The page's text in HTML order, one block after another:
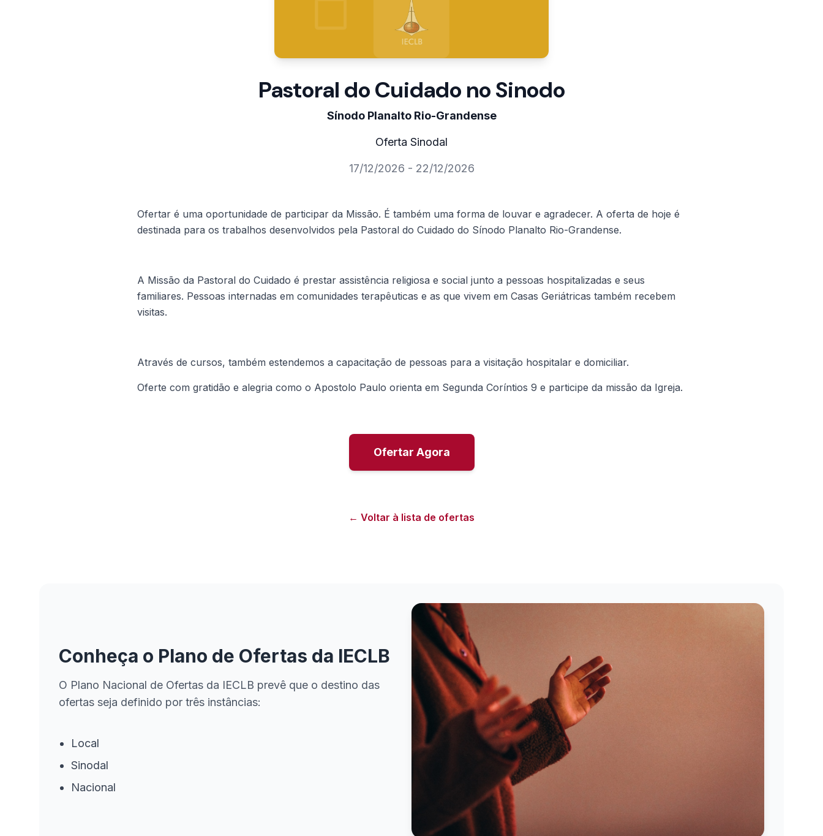
Pastoral do Cuidado no Sinodo
Sínodo Planalto Rio-Grandense
Oferta Sinodal
17/12/2026 - 22/12/2026
Ofertar é uma oportunidade de participar da Missão. É também uma forma de louvar e agradecer. A oferta de hoje é
destinada para os trabalhos desenvolvidos pela Pastoral do Cuidado do Sínodo Planalto Rio-Grandense.
A Missão da Pastoral do Cuidado é prestar assistência religiosa e social junto a pessoas hospitalizadas e seus
familiares. Pessoas internadas em comunidades terapêuticas e as que vivem em Casas Geriátricas também recebem
visitas.
Através de cursos, também estendemos a capacitação de pessoas para a visitação hospitalar e domiciliar.
Oferte com gratidão e alegria como o Apostolo Paulo orienta em Segunda Coríntios 9 e participe da missão da Igreja.
Ofertar Agora
← Voltar à lista de ofertas
Conheça o Plano de Ofertas da IECLB
O Plano Nacional de Ofertas da IECLB prevê que o destino das
ofertas seja definido por três instâncias:
Local
Sinodal
Nacional